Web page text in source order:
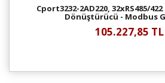
Cport3232-2AD220, 32xRS485/
Dönüştürücü - Modbus
105.227,85 TL